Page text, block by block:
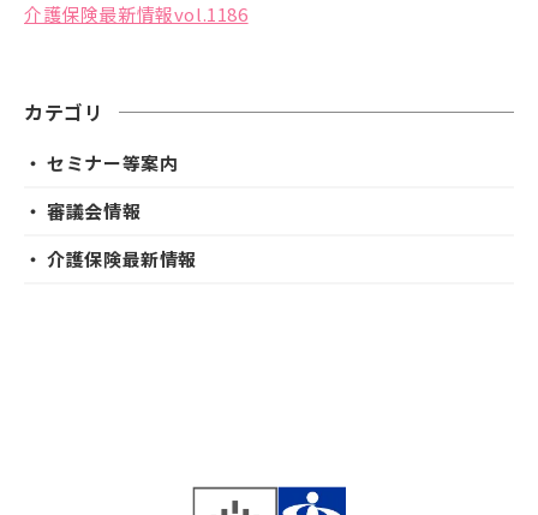
介護保険最新情報vol.1186
カテゴリ
・ セミナー等案内
・ 審議会情報
・ 介護保険最新情報